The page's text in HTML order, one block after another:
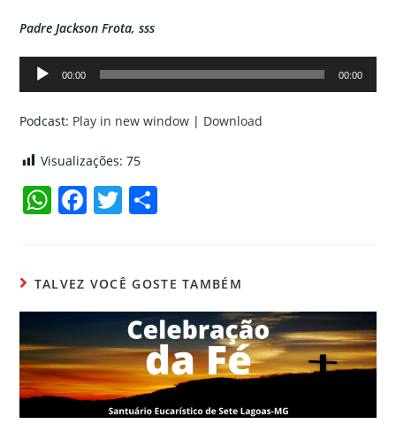
Padre Jackson Frota, sss
Tocador
de
00:00 00:00
Podcast: Play in new window | Download
Visualizações:75
W
s
A
p
p
F
e
b
o
o
k
T
er p
ar
til
h
ar
TALVEZ VOCÊ GOSTE TAMBÉM